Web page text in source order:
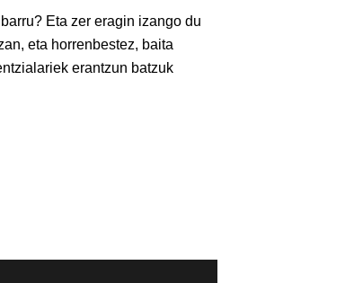
Eta zer eragin izango du
eta horrenbestez, baita
erantzun batzuk